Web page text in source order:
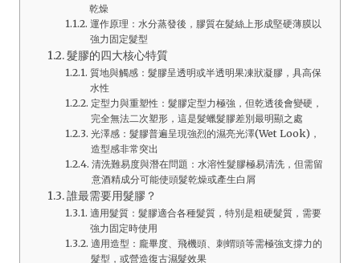
乾燥
運作原理：水分蒸發後，膠質在髮絲上形成堅硬薄膜以
強力固定髮型
髮膠的四大核心特質
質地與觸感：髮膠呈透明或半透明果凍狀凝膠，具高保
水性
定型力與重塑性：髮膠定型力極強，但乾透後會變硬，
完全無法二次塑形，這是髮蠟髮膠差別最明顯之處
光澤感：髮膠普遍呈現強烈的濕亮光澤(Wet Look)，
造型感非常突出
清洗難易度與潛在問題：水溶性髮膠極易清洗，但需留
意酒精成分可能使頭髮乾燥或產生白屑
誰最需要用髮膠？
適用髮質：髮膠適合各種髮質，特別是粗硬髮質，需要
強力固定時使用
適用造型：龐畢度、飛機頭、刺蝟頭等需極強支撐力的
髮型，或營造復古濕髮效果